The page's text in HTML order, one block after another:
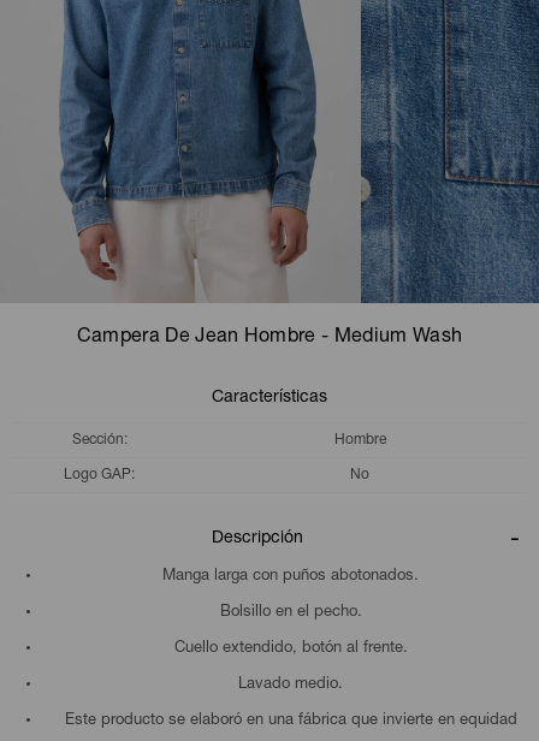
Campera De Jean Hombre - Medium Wash
Características
Sección Hombre
Logo GAP No
Descripción
Manga larga con puños abotonados.
Bolsillo en el pecho.
Cuello extendido, botón al frente.
Lavado medio.
Este producto se elaboró en una fábrica que invierte en equidad
Camperas
Musculosas
Shorts
Vestidos y polleras
Pijamas
Calzas
Camperas
Chalecos
Shorts
Ropa interior
Camperas
Chalecos
Ropa interior
Pijamas
Camperas
Pijamas
Sets
Sets